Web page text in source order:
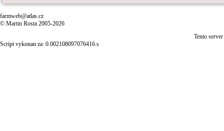
farmweb@atlas.cz
© Martin Rosta 2005-2026
Tento
Script vykonan za: 0.002108097076416.s